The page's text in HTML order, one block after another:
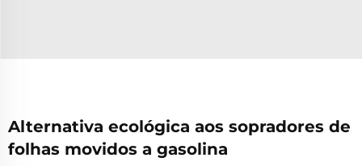
Alternativa ecológica aos sopradores de
folhas movidos a gasolina